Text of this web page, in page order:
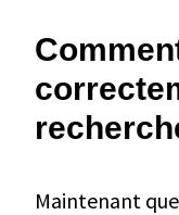
Maintenant